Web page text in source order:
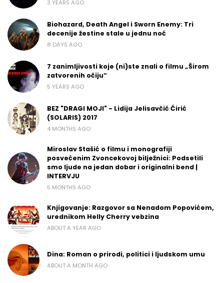
3 YEARS AGO
Biohazard, Death Angel i Sworn Enemy: Tri
decenije žestine stale u jednu noć
8 DAYS AGO
7 zanimljivosti koje (ni)ste znali o filmu „Širom
zatvorenih očiju“
5 YEARS AGO
BEZ "DRAGI MOJI" - Lidija Jelisavčić Ćirić
(SOLARIS) 2017
4 MONTHS AGO
Miroslav Stašić o filmu i monografiji
posvećenim Zvoncekovoj bilježnici: Podsetili
smo ljude na jedan dobar i originalni bend |
INTERVJU
5 MONTHS AGO
Knjigovanje: Razgovor sa Nenadom Popovićem,
urednikom Helly Cherry vebzina
ABOUT A YEAR AGO
Dina: Roman o prirodi, politici i ljudskom umu
ABOUT A MONTH AGO